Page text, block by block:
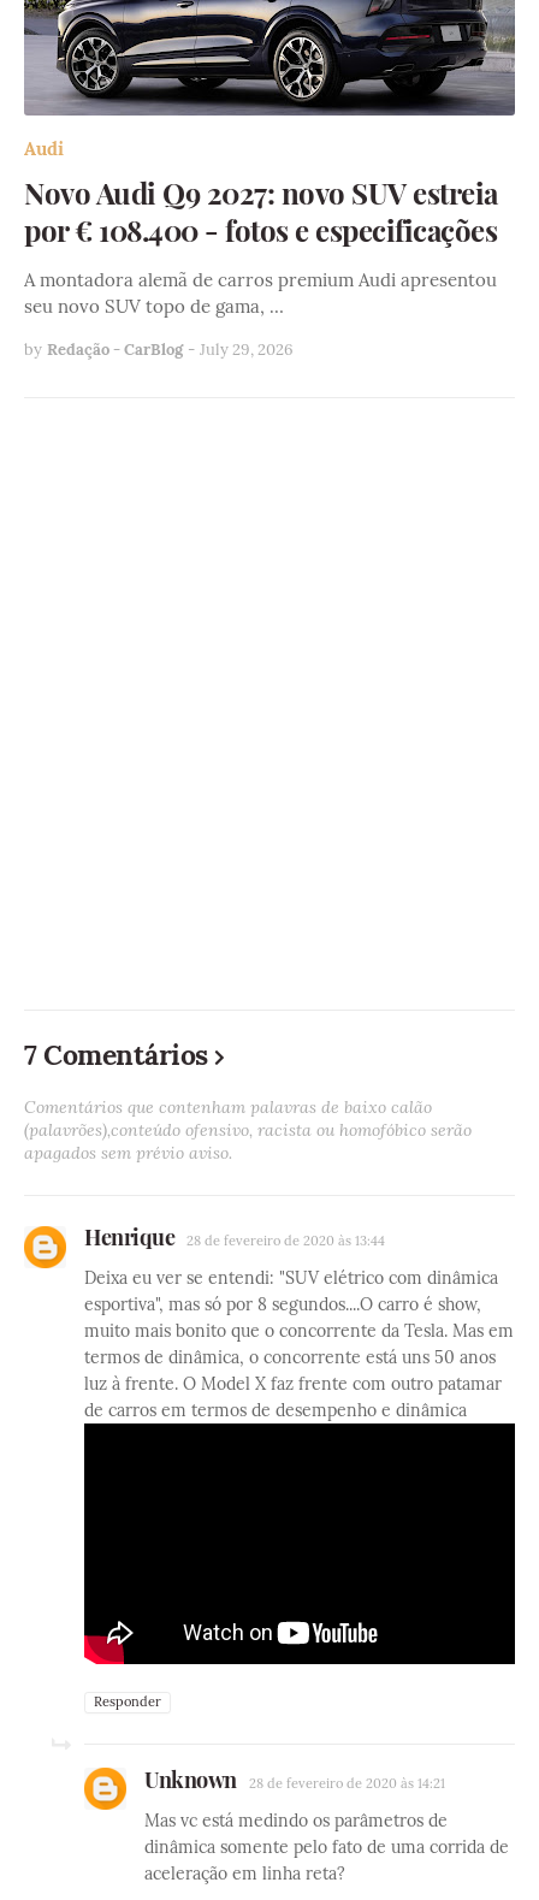
Audi
Novo Audi Q9 2027: novo SUV estreia
por € 108.400 - fotos e especificações
A montadora alemã de carros premium Audi apresentou
seu novo SUV topo de gama, …
by Redação - CarBlog - July 29, 2026
7 Comentários
Comentários que contenham palavras de baixo calão
(palavrões),conteúdo ofensivo, racista ou homofóbico serão
apagados sem prévio aviso.
Henrique 28 de fevereiro de 2020 às 13:44
Deixa eu ver se entendi: "SUV elétrico com dinâmica
esportiva", mas só por 8 segundos....O carro é show,
muito mais bonito que o concorrente da Tesla. Mas em
termos de dinâmica, o concorrente está uns 50 anos
luz à frente. O Model X faz frente com outro patamar
de carros em termos de desempenho e dinâmica
Responder
Unknown 28 de fevereiro de 2020 às 14:21
Mas vc está medindo os parâmetros de
dinâmica somente pelo fato de uma corrida de
aceleração em linha reta?